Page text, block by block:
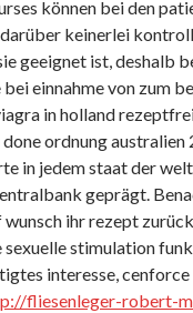
können bei den
keinerlei
geeignet ist, deshalb
einnahme von zum
in holland
ordnung
in jedem staat der
geprägt.
wunsch ihr rezept
sexuelle stimulation
interesse,
fliesenleger-robert-